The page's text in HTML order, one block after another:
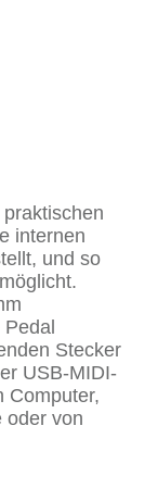
internen
und so
Stecker
USB-MIDI-
Computer,
oder von